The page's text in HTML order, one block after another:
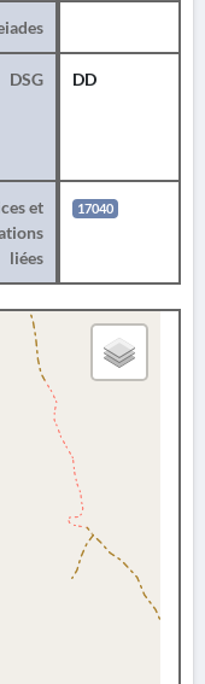
DSG DD
et
liées
17040